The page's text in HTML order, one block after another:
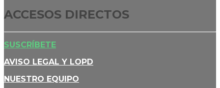
ACCESOS DIRECTOS
SUSCRÍBETE
AVISO LEGAL Y LOPD
NUESTRO EQUIPO